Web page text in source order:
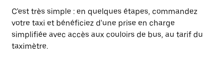
une
date.
Appuyez
sur
la
C'est très simple : en quelques étapes, commandez
votre taxi et bénéficiez d'une prise en charge
simplifiée avec accès aux couloirs de bus, au tarif du
taximètre.